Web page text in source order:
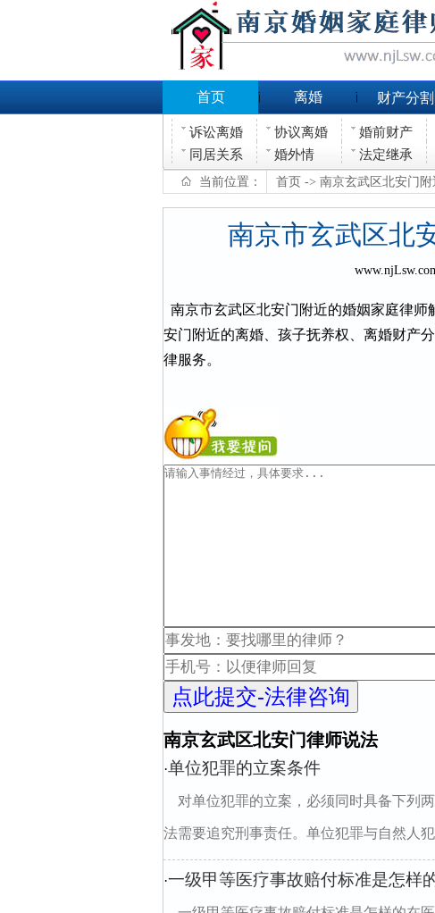
首页 离婚 财产分割
诉讼离婚 协议离婚 婚前财产
同居关系
婚外情 法定继承
当前位置： 首页 -> 南京玄武区北安门
南京市玄武区北
南京市玄武区北安门附近的婚姻家庭律
安门附近的离婚、孩子抚养权、离婚财产
律服务。
南京玄武区北安门律师说法
·单位犯罪的立案条件
对单位犯罪的立案，必须同时具备下列
法需要追究刑事责任。单位犯罪与自然人
·一级甲等医疗事故赔付标准是怎样